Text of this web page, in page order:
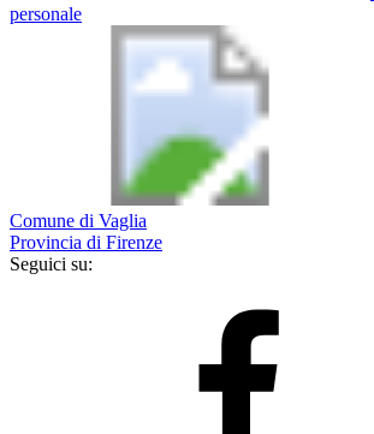
personale
Comune di Vaglia
Provincia di Firenze
Seguici su: